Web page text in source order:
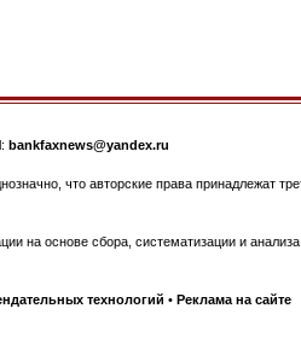
bankfaxnews@yandex.ru
что авторские права принадлежат
на основе сбора, систематизации и
технологий • Реклама на сайте